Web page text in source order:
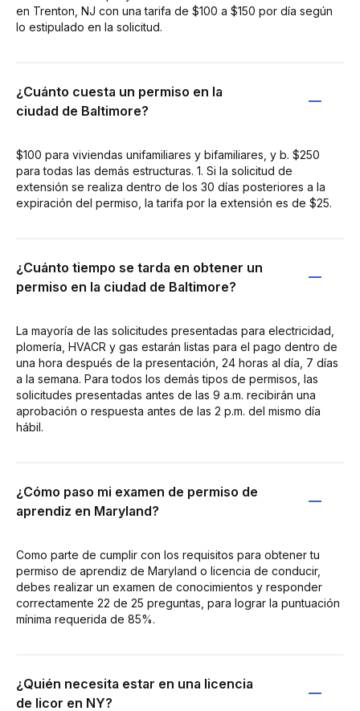
en Trenton, NJ con una tarifa de $100 a $150 por día según
lo estipulado en la solicitud.
¿Cuánto cuesta un permiso en la
ciudad de Baltimore?
$100 para viviendas unifamiliares y bifamiliares, y b. $250
para todas las demás estructuras. 1. Si la solicitud de
extensión se realiza dentro de los 30 días posteriores a la
expiración del permiso, la tarifa por la extensión es de $25.
¿Cuánto tiempo se tarda en obtener un
permiso en la ciudad de Baltimore?
La mayoría de las solicitudes presentadas para electricidad,
plomería, HVACR y gas estarán listas para el pago dentro de
una hora después de la presentación, 24 horas al día, 7 días
a la semana. Para todos los demás tipos de permisos, las
solicitudes presentadas antes de las 9 a.m. recibirán una
aprobación o respuesta antes de las 2 p.m. del mismo día
hábil.
¿Cómo paso mi examen de permiso de
aprendiz en Maryland?
Como parte de cumplir con los requisitos para obtener tu
permiso de aprendiz de Maryland o licencia de conducir,
debes realizar un examen de conocimientos y responder
correctamente 22 de 25 preguntas, para lograr la puntuación
mínima requerida de 85%.
¿Quién necesita estar en una licencia
de licor en NY?